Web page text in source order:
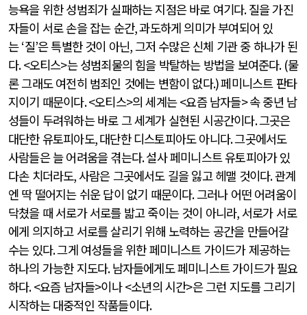
능욕을 위한 성범죄가 실패하는 지점은 바로 여기다.질을 가진
자들이 서로 손을 잡는 순간,과도하게 의미가 부여되어 있
는‘질’은 특별한 것이 아닌,그저 수많은 신체 기관 중 하나가 된
다. <오티스>는 성범죄물의 힘을 박탈하는 방법을 보여준다. (물
론 그래도 여전히 범죄인 것에는 변함이 없다.)페미니스트 판타
지이기 때문이다. <오티스>의 세계는<요즘 남자들>속 중년 남
성들이 두려워하는 바로 그 세계가 실현된 시공간이다.그곳은
대단한 유토피아도,대단한 디스토피아도 아니다.그곳에서도
사람들은 늘 어려움을 겪는다.설사 페미니스트 유토피아가 있
다손 치더라도,사람은 그곳에서도 길을 잃고 헤맬 것이다.관계
엔 딱 떨어지는 쉬운 답이 없기 때문이다.그러나 어떤 어려움이
닥쳤을 때 서로가 서로를 밟고 죽이는 것이 아니라, 서로가 서로
에게 의지하고 서로를 살리기 위해 노력하는 공간을 만들어갈
수는 있다.그게 여성들을 위한 페미니스트 가이드가 제공하는
하나의 가능한 지도다.남자들에게도 페미니스트 가이드가 필요
하다. <요즘 남자들>이나<소년의 시간>은 그런 지도를 그리기
시작하는 대중적인 작품들이다.